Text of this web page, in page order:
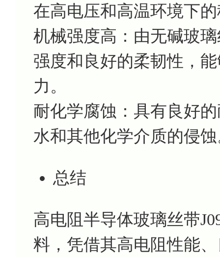
在高电压和高温环境下
机械强度高：由无碱玻
强度和良好的柔韧性，
力。
耐化学腐蚀：具有良好
水和其他化学介质的侵
总结
高电阻半导体玻璃丝带
料，凭借其高电阻性能